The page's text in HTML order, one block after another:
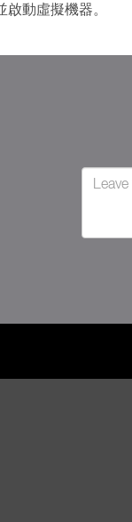
動虛擬機器。